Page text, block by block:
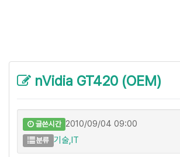
nVidia GT420 (OEM)
글쓴시간 2010/09/04 09:00
분류 기술,IT